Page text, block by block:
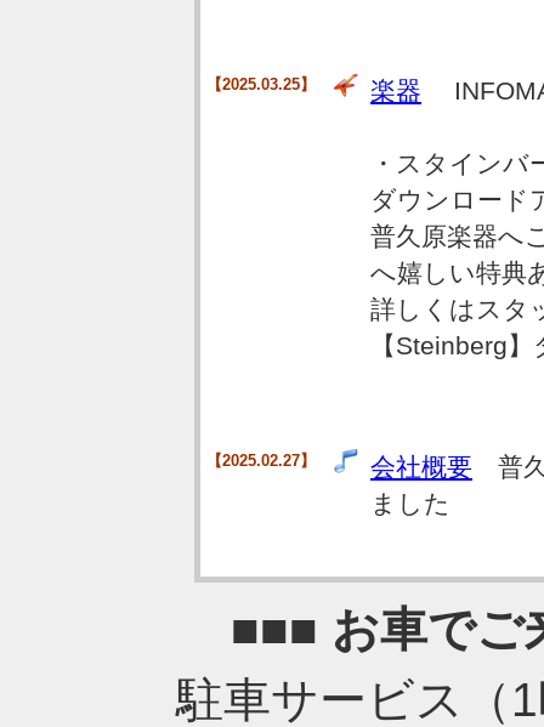
【2025.03.25】 楽器
・スタインバ
ダウンロード
普久原楽器へ
へ嬉しい特典
詳しくはスタ
【Steinberg
【2025.02.27】 会社概要普久
ました
■■■ お車でご
駐車サービス（